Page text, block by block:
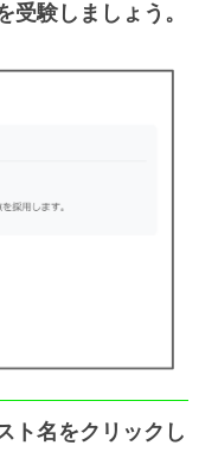
験しましょう。
ト名をクリックし